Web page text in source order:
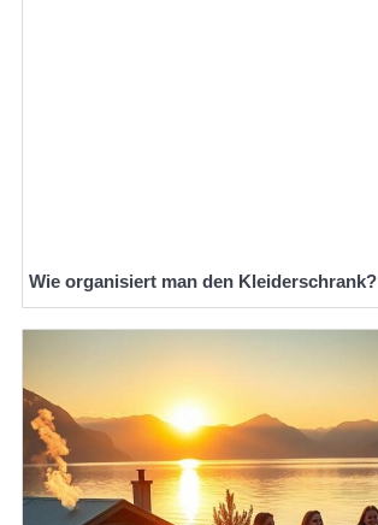
Wie organisiert man den Kleiderschrank?